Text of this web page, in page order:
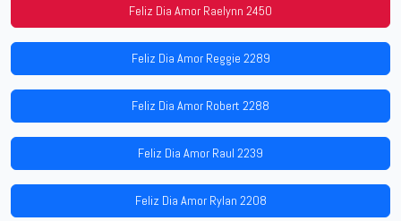
Feliz Dia Amor Raelynn 2450
Feliz Dia Amor Reggie 2289
Feliz Dia Amor Robert 2288
Feliz Dia Amor Raul 2239
Feliz Dia Amor Rylan 2208